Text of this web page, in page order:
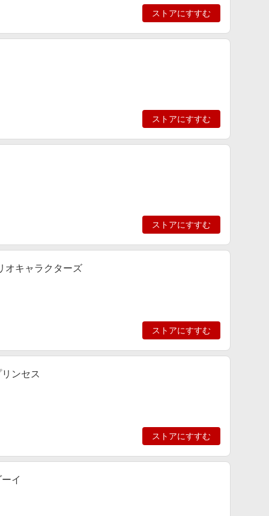
ストアにすすむ
ストアにすすむ
ストアにすすむ
オキャラクターズ
ストアにすすむ
ンセス
ストアにすすむ
イ